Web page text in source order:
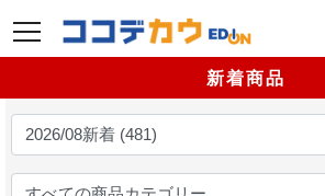
メニュー
新着商品